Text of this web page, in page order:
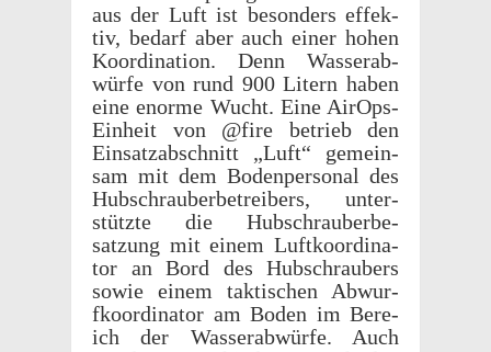
aus der Luft ist beson­ders effek­
tiv, bedarf aber auch einer hohen
Koor­di­na­tion. Denn Wasser­ab­
würfe von rund 900 Litern haben
eine enorme Wucht. Eine AirOps-
Einheit von @fire betrieb den
Einsatz­ab­schnitt „Luft“ gemein­
sam mit dem Boden­per­sonal des
Hubschrauber­be­treibers, unter­
stützte die Hubschrauberbe­
satzung mit einem Luftko­or­di­na­
tor an Bord des Hubschraubers
sowie einem taktis­chen Abwur­
fko­or­di­na­tor am Boden im Bere­
ich der Wasser­ab­würfe. Auch